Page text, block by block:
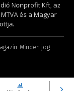
Nonprofit Kft, az
és a Magyar
Minden jog